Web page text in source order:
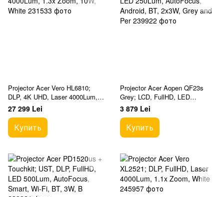
Projector Acer Vero HL6810;
DLP, 4K UHD, Laser 4000Lum,
1.3x Zoom, 10W, White
27 299 Lei
Купить
Projector Acer Aopen QF23s
Grey; LCD, FullHD, LED
250Lum, AutoFocus, Android,
BT, 2x3W, Grey and Per
3 879 Lei
Купить